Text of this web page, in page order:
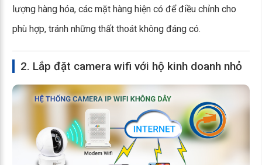
lượng hàng hóa, các mặt hàng hiện có để điều chỉnh cho
phù hợp, tránh những thất thoát không đáng có.
2. Lắp đặt camera wifi với hộ kinh doanh nhỏ